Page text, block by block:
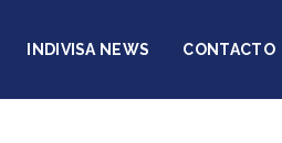
INDIVISA NEWS CONTACTO